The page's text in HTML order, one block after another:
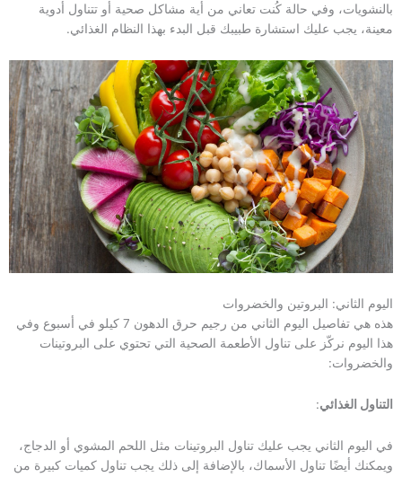
بالنشويات، وفي حالة كُنت تعاني من أية مشاكل صحية أو تتناول أدوية
معينة، يجب عليك استشارة طبيبك قبل البدء بهذا النظام الغذائي.
اليوم الثاني: البروتين والخضروات
هذه هي تفاصيل اليوم الثاني من رجيم حرق الدهون 7 كيلو في أسبوع وفي
هذا اليوم نركّز على تناول الأطعمة الصحية التي تحتوي على البروتينات
والخضروات:
التناول الغذائي:
في اليوم الثاني يجب عليك تناول البروتينات مثل اللحم المشوي أو الدجاج،
ويمكنك أيضًا تناول الأسماك، بالإضافة إلى ذلك يجب تناول كميات كبيرة من